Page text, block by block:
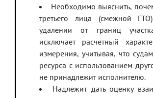
Необходимо выяснить,
третьего лица (смежной
удалении от границ
исключает расчетный
измерения, учитывая, что
ресурса с использованием
не принадлежит исполнителю.
Надлежит дать оценку